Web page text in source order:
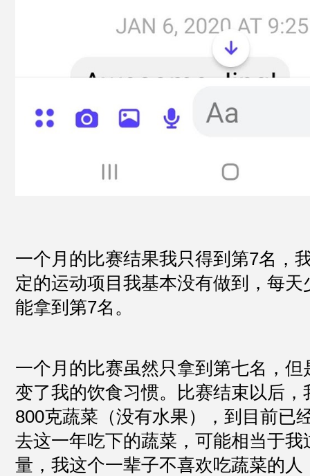
一个月的比赛结果我只得到第7名，
定的运动项目我基本没有做到，每
能拿到第7名。
一个月的比赛虽然只拿到第七名，
变了我的饮食习惯。比赛结束以后，
800克蔬菜（没有水果），到目前已
去这一年吃下的蔬菜，可能相当于我
量，我这个一辈子不喜欢吃蔬菜的人